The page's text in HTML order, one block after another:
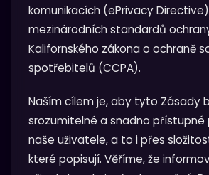
komunikacích (ePrivacy
mezinárodních standardů
Kalifornského zákona o ochraně
spotřebitelů (CCPA).
Naším cílem je, aby tyto Zásady
srozumitelné a snadno přístupné
naše uživatele, a to i přes
které popisují. Věříme, že